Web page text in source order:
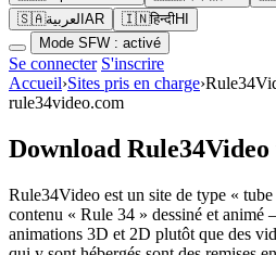
🇸🇦العربية AR 🇮🇳हिन्दीHI
Mode SFW : activé
Se connecter S'inscrire
Accueil›Sites pris en charge›
rule34video.com
Download Rule34Video
Rule34Video est un site de type «
contenu « Rule 34 » dessiné et animé
animations 3D et 2D plutôt que des